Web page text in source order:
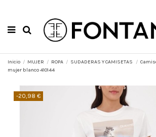
Inicio MUJER ROPA SUDADERAS Y CAMISETAS
mujer blanco 410144
-20,98 €